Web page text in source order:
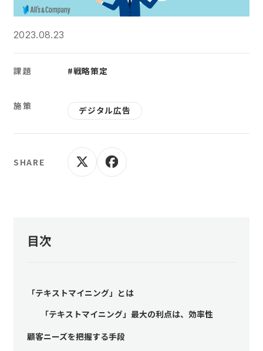
目次
「テキストマイニング」とは
「テキストマイニング」最大の利点は、効率性
顧客ニーズを把握する手段
2023.08.23
課題 #戦略策定
施策 デジタル広告
SHARE